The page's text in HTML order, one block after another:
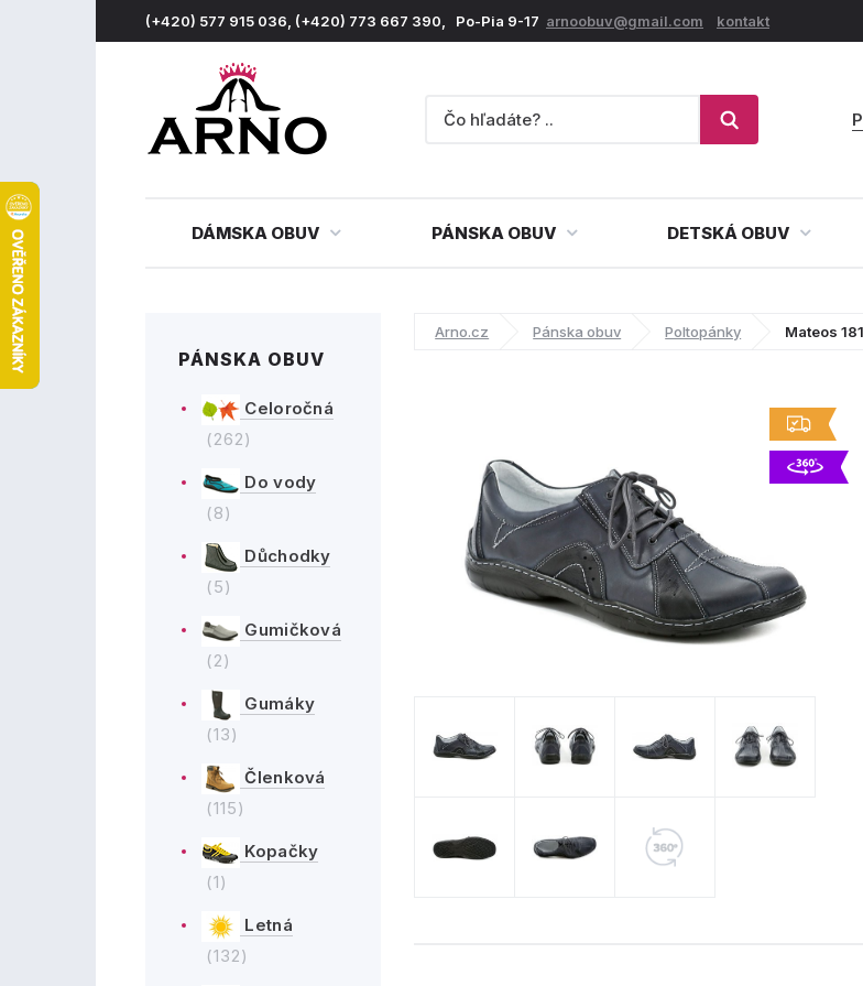
(+420) 577 915 036, (+420) 773 667 390, Po-Pia 9-17 arnoobuv@gmail.com kontakt
DÁMSKA OBUV PÁNSKA OBUV DETSKÁ OBUV
PÁNSKA OBUV
Celoročná
(262)
Do vody
(8)
Důchodky
(5)
Gumičková
(2)
Gumáky
(13)
Členková
(115)
Kopačky
(1)
Letná
(132)
Arno.cz Pánska obuv Poltopánky Mateos